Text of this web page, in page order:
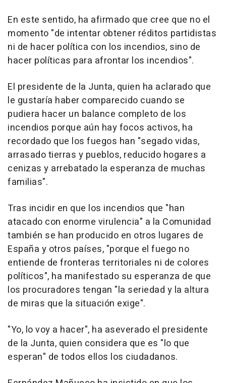
En este sentido, ha afirmado que cree que no el
momento "de intentar obtener réditos partidistas
ni de hacer política con los incendios, sino de
hacer políticas para afrontar los incendios".
El presidente de la Junta, quien ha aclarado que
le gustaría haber comparecido cuando se
pudiera hacer un balance completo de los
incendios porque aún hay focos activos, ha
recordado que los fuegos han "segado vidas,
arrasado tierras y pueblos, reducido hogares a
cenizas y arrebatado la esperanza de muchas
familias".
Tras incidir en que los incendios que "han
atacado con enorme virulencia" a la Comunidad
también se han producido en otros lugares de
España y otros países, "porque el fuego no
entiende de fronteras territoriales ni de colores
políticos", ha manifestado su esperanza de que
los procuradores tengan "la seriedad y la altura
de miras que la situación exige".
"Yo, lo voy a hacer", ha aseverado el presidente
de la Junta, quien considera que es "lo que
esperan" de todos ellos los ciudadanos.